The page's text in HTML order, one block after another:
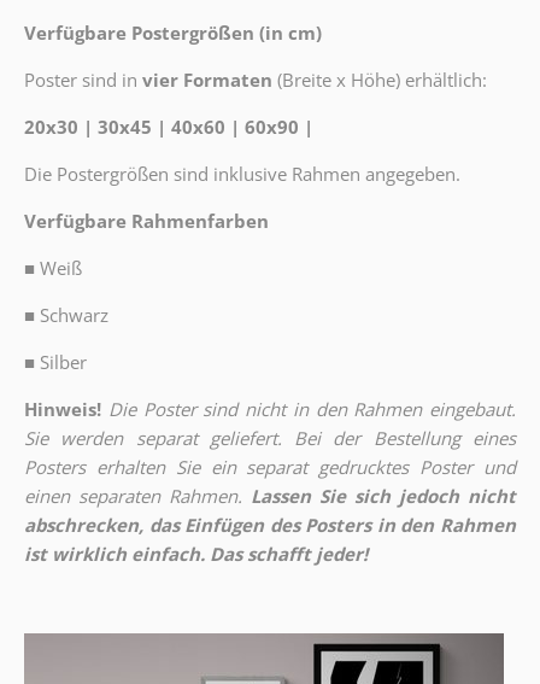
Verfügbare Postergrößen (in cm)
Poster sind in vier Formaten (Breite x Höhe) erhältlich:
20x30 | 30x45 | 40x60 | 60x90 |
Die Postergrößen sind inklusive Rahmen angegeben.
Verfügbare Rahmenfarben
■ Weiß
■ Schwarz
■ Silber
Hinweis! Die Poster sind nicht in den Rahmen eingebaut.
Sie werden separat geliefert. Bei der Bestellung eines
Posters erhalten Sie ein separat gedrucktes Poster und
einen separaten Rahmen. Lassen Sie sich jedoch nicht
abschrecken, das Einfügen des Posters in den Rahmen
ist wirklich einfach. Das schafft jeder!